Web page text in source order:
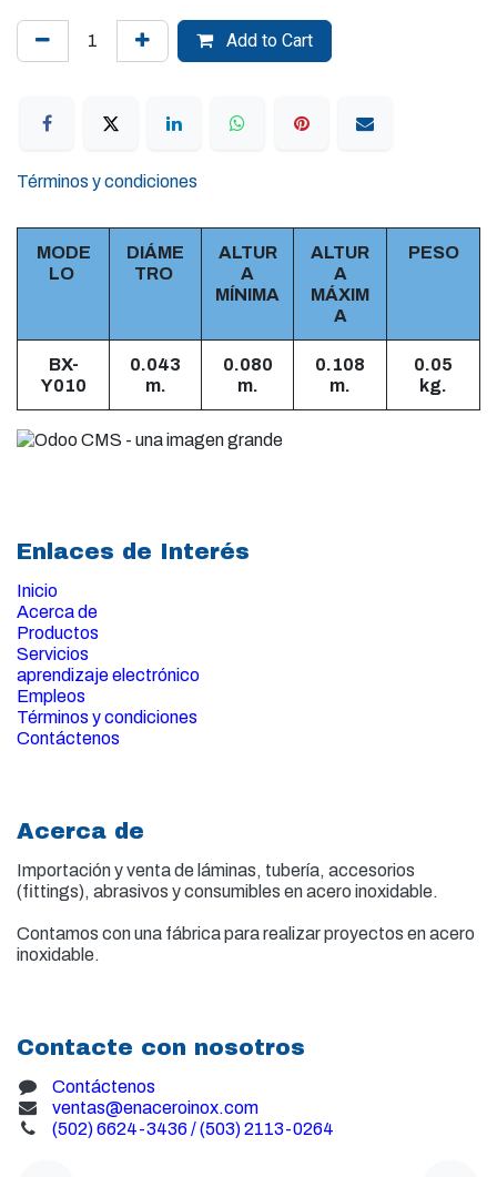
Add to Cart
Términos y condiciones
MODE
LO
DIÁME
TRO
ALTUR
A
MÍNIMA
ALTUR
A
MÁXIM
A
PESO
BX-
Y010
0.043
m.
0.080
m.
0.108
m.
0.05
kg.
Enlaces de Interés
Inicio
Acerca de
Productos
Servicios
aprendizaje electrónico
Empleos
Términos y condiciones
Contáctenos
Acerca de
Importación y venta de láminas, tubería, accesorios
(fittings), abrasivos y consumibles en acero inoxidable.
Contamos con una fábrica para realizar proyectos en acero
inoxidable.
Contacte con nosotros
Contáctenos
ventas@enaceroinox.com
(502) 6624-3436 / (503) 2113-0264